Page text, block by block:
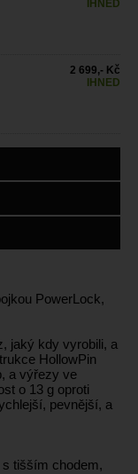
IHNED
2 699,- Kč
IHNED
PowerLock,
jaký kdy vyrobili, a
HollowPin
a výřezy ve
o 13 g oproti
pevnější, a
s tišším chodem,